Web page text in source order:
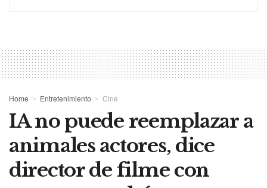
Home Entretenimiento Cine
IA no puede reemplazar a
animales actores, dice
director de filme con